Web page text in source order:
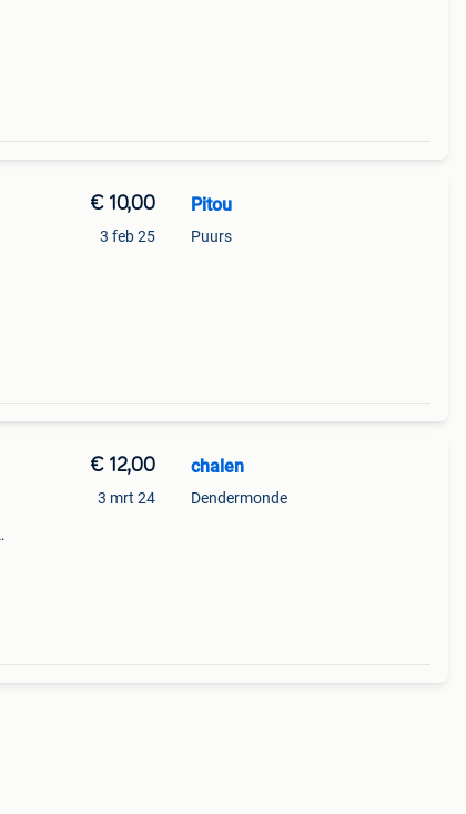
€ 10,00
3 feb 25
Pitou
Puurs
€ 12,00
3 mrt 24
chalen
Dendermonde